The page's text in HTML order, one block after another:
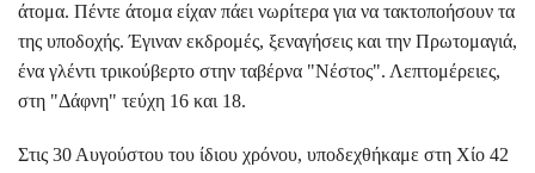
άτομα. Πέντε άτομα είχαν πάει νωρίτερα για να τακτοποήσουν τα
της υποδοχής. Έγιναν εκδρομές, ξεναγήσεις και την Πρωτομαγιά,
ένα γλέντι τρικούβερτο στην ταβέρνα "Νέστος". Λεπτομέρειες,
στη "Δάφνη" τεύχη 16 και 18.
Στις 30 Αυγούστου του ίδιου χρόνου, υποδεχθήκαμε στη Χίο 42